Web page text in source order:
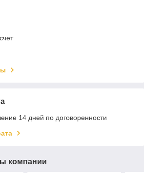
14 дней по договоренности
компании